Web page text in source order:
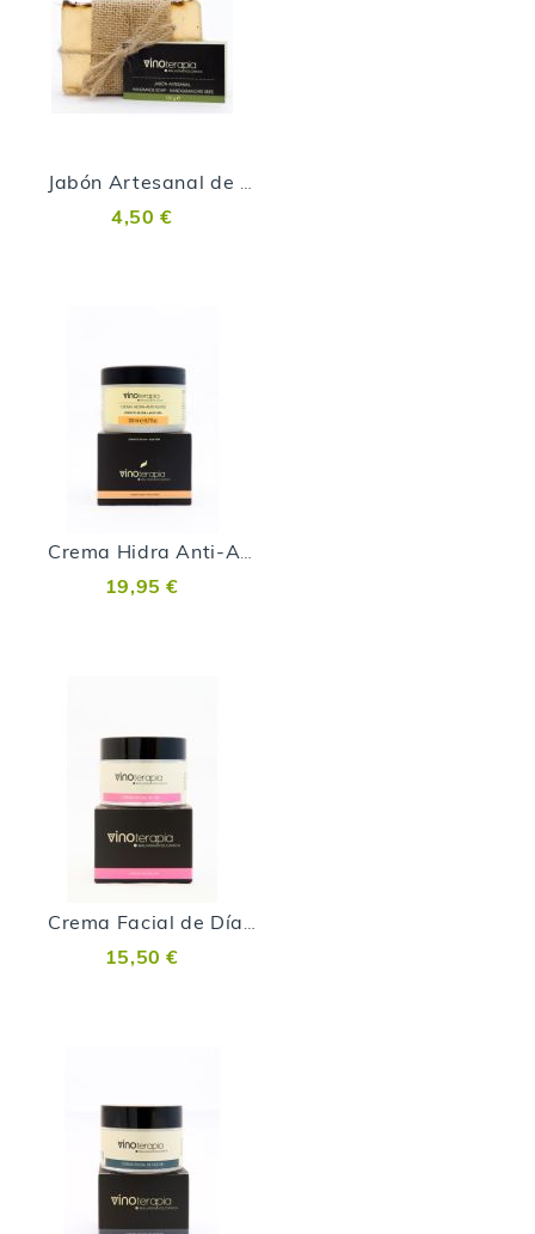
Jabón Artesanal de Malvasía Volcánica
4,50 €
Crema Hidra Anti-Aging Malvasía Volcánica - 200 ml
19,95 €
Crema Facial de Día de Malvasía Volcánica
15,50 €